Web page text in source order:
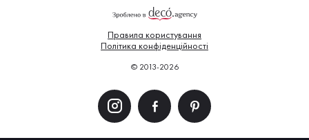
Правила користування
Політика конфіденційності
© 2013-2026